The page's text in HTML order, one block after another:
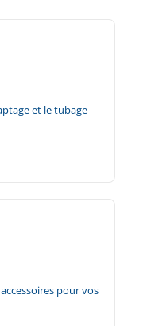
et le tubage
pour vos